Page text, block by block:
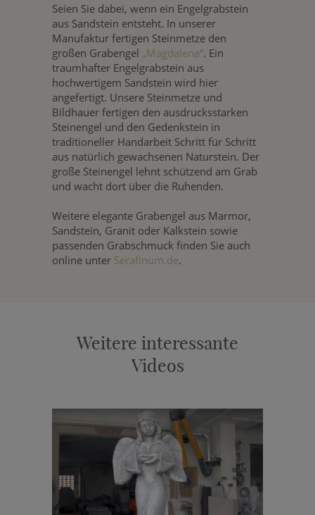
Seien Sie dabei, wenn ein Engelgrabstein
aus Sandstein entsteht. In unserer
Manufaktur fertigen Steinmetze den
großen Grabengel „Magdalena“. Ein
traumhafter Engelgrabstein aus
hochwertigem Sandstein wird hier
angefertigt. Unsere Steinmetze und
Bildhauer fertigen den ausdrucksstarken
Steinengel und den Gedenkstein in
traditioneller Handarbeit Schritt für Schritt
aus natürlich gewachsenen Naturstein. Der
große Steinengel lehnt schützend am Grab
und wacht dort über die Ruhenden.
Weitere elegante Grabengel aus Marmor,
Sandstein, Granit oder Kalkstein sowie
passenden Grabschmuck finden Sie auch
online unter Serafinum.de.
Weitere interessante
Videos